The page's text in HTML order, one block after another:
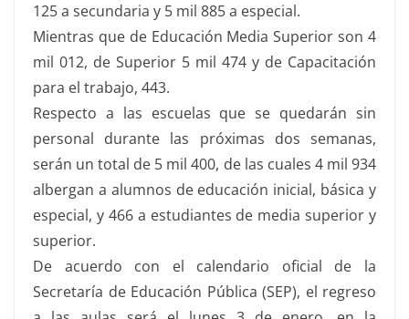
125 a secundaria y 5 mil 885 a especial.
Mientras que de Educación Media Superior son 4
mil 012, de Superior 5 mil 474 y de Capacitación
para el trabajo, 443.
Respecto a las escuelas que se quedarán sin
personal durante las próximas dos semanas,
serán un total de 5 mil 400, de las cuales 4 mil 934
albergan a alumnos de educación inicial, básica y
especial, y 466 a estudiantes de media superior y
superior.
De acuerdo con el calendario oficial de la
Secretaría de Educación Pública (SEP), el regreso